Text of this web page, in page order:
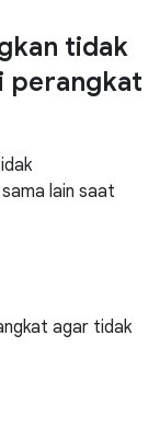
tidak
perangkat
lain saat
agar tidak